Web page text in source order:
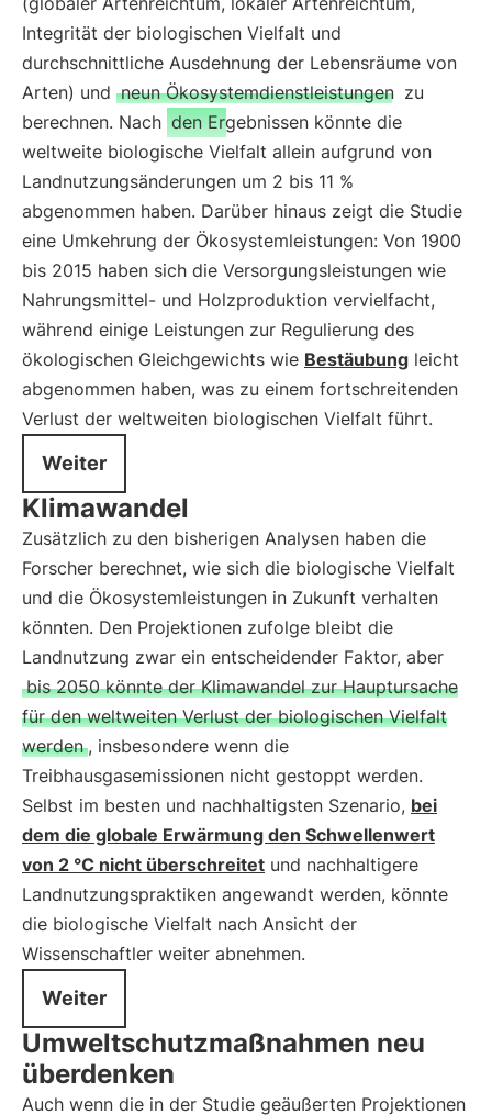
Integrität der biologischen Vielfalt und
durchschnittliche Ausdehnung der Lebensräume von
Arten) und neun Ökosystemdienstleistungen zu
berechnen. Nach den Ergebnissen könnte die
weltweite biologische Vielfalt allein aufgrund von
Landnutzungsänderungen um 2 bis 11 %
abgenommen haben. Darüber hinaus zeigt die Studie
eine Umkehrung der Ökosystemleistungen: Von 1900
bis 2015 haben sich die Versorgungsleistungen wie
Nahrungsmittel- und Holzproduktion vervielfacht,
während einige Leistungen zur Regulierung des
ökologischen Gleichgewichts wie Bestäubung leicht
abgenommen haben, was zu einem fortschreitenden
Verlust der weltweiten biologischen Vielfalt führt.
Weiter
Klimawandel
Zusätzlich zu den bisherigen Analysen haben die
Forscher berechnet, wie sich die biologische Vielfalt
und die Ökosystemleistungen in Zukunft verhalten
könnten. Den Projektionen zufolge bleibt die
Landnutzung zwar ein entscheidender Faktor, aber
bis 2050 könnte der Klimawandel zur Hauptursache
für den weltweiten Verlust der biologischen Vielfalt
werden , insbesondere wenn die
Treibhausgasemissionen nicht gestoppt werden.
Selbst im besten und nachhaltigsten Szenario, bei
dem die globale Erwärmung den Schwellenwert
von 2 °C nicht überschreitet und nachhaltigere
Landnutzungspraktiken angewandt werden, könnte
die biologische Vielfalt nach Ansicht der
Wissenschaftler weiter abnehmen.
Weiter
Umweltschutzmaßnahmen neu
überdenken
Auch wenn die in der Studie geäußerten Projektionen